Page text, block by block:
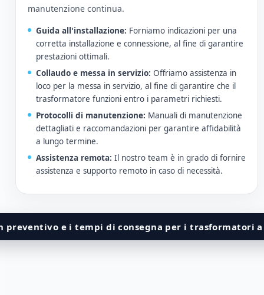
manutenzione continua.
Guida all'installazione: Forniamo indicazioni per una
corretta installazione e connessione, al fine di garantire
prestazioni ottimali.
Collaudo e messa in servizio: Offriamo assistenza in
loco per la messa in servizio, al fine di garantire che il
trasformatore funzioni entro i parametri richiesti.
Protocolli di manutenzione: Manuali di manutenzione
dettagliati e raccomandazioni per garantire affidabilità
a lungo termine.
Assistenza remota: Il nostro team è in grado di fornire
assistenza e supporto remoto in caso di necessità.
preventivo e i tempi di consegna per i trasformatori